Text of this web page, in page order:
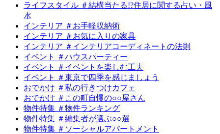
ライフスタイル ＃結構当たる!?住居に関する占い・風
水
インテリア ＃お手軽収納術
インテリア ＃お気に入りの家具
インテリア ＃インテリアコーディネートの法則
イベント ＃ハウスパーティー
イベント ＃イベントを楽しむ工夫
イベント ＃東京で四季を感じましょう
おでかけ ＃私の行きつけカフェ
おでかけ ＃この町自慢の○○屋さん
物件特集 ＃物件ランキング
物件特集 ＃編集者が選ぶ○○選
物件特集 ＃ソーシャルアパートメント